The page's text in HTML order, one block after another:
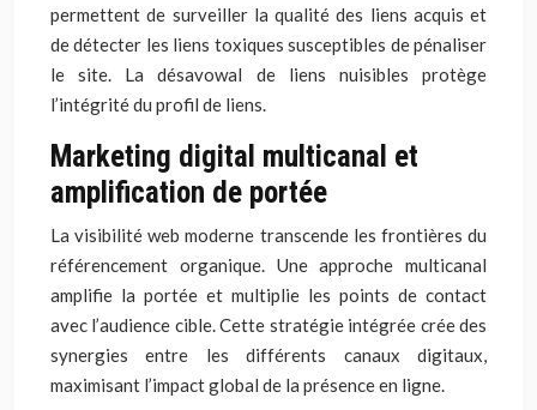
permettent de surveiller la qualité des liens acquis et
de détecter les liens toxiques susceptibles de pénaliser
le site. La désavowal de liens nuisibles protège
l’intégrité du profil de liens.
Marketing digital multicanal et
amplification de portée
La visibilité web moderne transcende les frontières du
référencement organique. Une approche multicanal
amplifie la portée et multiplie les points de contact
avec l’audience cible. Cette stratégie intégrée crée des
synergies entre les différents canaux digitaux,
maximisant l’impact global de la présence en ligne.